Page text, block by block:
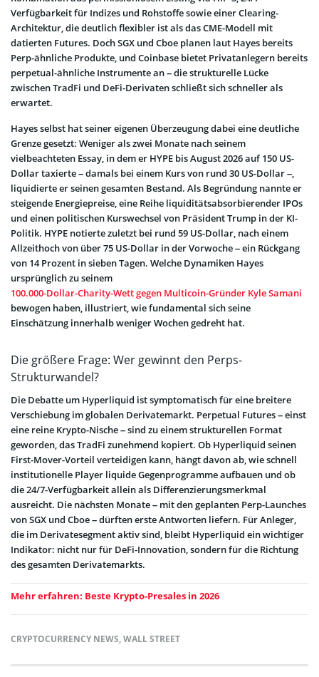
Verfügbarkeit für Indizes und Rohstoffe sowie einer Clearing-
Architektur, die deutlich flexibler ist als das CME-Modell mit
datierten Futures. Doch SGX und Cboe planen laut Hayes bereits
Perp-ähnliche Produkte, und Coinbase bietet Privatanlegern bereits
perpetual-ähnliche Instrumente an – die strukturelle Lücke
zwischen TradFi und DeFi-Derivaten schließt sich schneller als
erwartet.
Hayes selbst hat seiner eigenen Überzeugung dabei eine deutliche
Grenze gesetzt: Weniger als zwei Monate nach seinem
vielbeachteten Essay, in dem er HYPE bis August 2026 auf 150 US-
Dollar taxierte – damals bei einem Kurs von rund 30 US-Dollar –,
liquidierte er seinen gesamten Bestand. Als Begründung nannte er
steigende Energiepreise, eine Reihe liquiditätsabsorbierender IPOs
und einen politischen Kurswechsel von Präsident Trump in der KI-
Politik. HYPE notierte zuletzt bei rund 59 US-Dollar, nach einem
Allzeithoch von über 75 US-Dollar in der Vorwoche – ein Rückgang
von 14 Prozent in sieben Tagen. Welche Dynamiken Hayes
ursprünglich zu seinem
100.000-Dollar-Charity-Wett gegen Multicoin-Gründer Kyle Samani
bewogen haben, illustriert, wie fundamental sich seine
Einschätzung innerhalb weniger Wochen gedreht hat.
Die größere Frage: Wer gewinnt den Perps-
Strukturwandel?
Die Debatte um Hyperliquid ist symptomatisch für eine breitere
Verschiebung im globalen Derivatemarkt. Perpetual Futures – einst
eine reine Krypto-Nische – sind zu einem strukturellen Format
geworden, das TradFi zunehmend kopiert. Ob Hyperliquid seinen
First-Mover-Vorteil verteidigen kann, hängt davon ab, wie schnell
institutionelle Player liquide Gegenprogramme aufbauen und ob
die 24/7-Verfügbarkeit allein als Differenzierungsmerkmal
ausreicht. Die nächsten Monate – mit den geplanten Perp-Launches
von SGX und Cboe – dürften erste Antworten liefern. Für Anleger,
die im Derivatesegment aktiv sind, bleibt Hyperliquid ein wichtiger
Indikator: nicht nur für DeFi-Innovation, sondern für die Richtung
des gesamten Derivatemarkts.
Mehr erfahren: Beste Krypto-Presales in 2026
CRYPTOCURRENCY NEWS,WALL STREET